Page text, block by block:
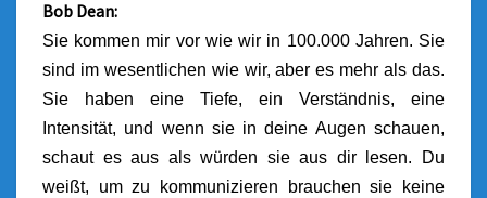
Bob Dean:
Sie kommen mir vor wie wir in 100.000 Jahren. Sie
sind im wesentlichen wie wir, aber es mehr als das.
Sie haben eine Tiefe, ein Verständnis, eine
Intensität, und wenn sie in deine Augen schauen,
schaut es aus als würden sie aus dir lesen. Du
weißt, um zu kommunizieren brauchen sie keine